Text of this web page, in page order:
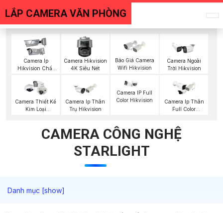
LẮP CAMERA VĂN PHÒNG
Camera Ip
Hikvision Chất
Camera Hikvision
4K Siêu Nét
Báo Giá Camera
Wifi Hikvision
Camera Ngoài
Trời Hikvision
Camera Thiết Kế
Kim Loại
Camera Ip Thân
Trụ Hikvision
Camera IP Full
Color Hikvision
Camera Ip Thân
Full Color
CAMERA CÔNG NGHỆ
STARLIGHT